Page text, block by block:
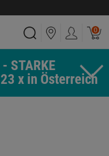
0
STARKE
23 x in Österreich